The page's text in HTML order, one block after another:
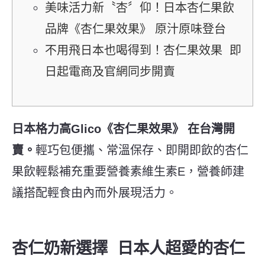
美味活力新〝杏〞仰！日本杏仁果飲
品牌《杏仁果效果》 原汁原味登台
不用飛日本也喝得到！杏仁果效果 即
日起電商及官網同步開賣
日本格力高Glico《杏仁果效果》 在台灣開
賣。 輕巧包便攜、常溫保存、即開即飲的杏仁
果飲輕鬆補充重要營養素維生素E，營養師建
議搭配輕食由內而外展現活力。
杏仁奶新選擇 日本人超愛的杏仁